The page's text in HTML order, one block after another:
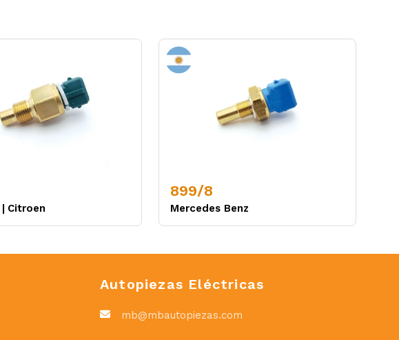
Citroen
899/8
Mercedes Benz
Autopiezas Eléctricas
mb@mbautopiezas.com